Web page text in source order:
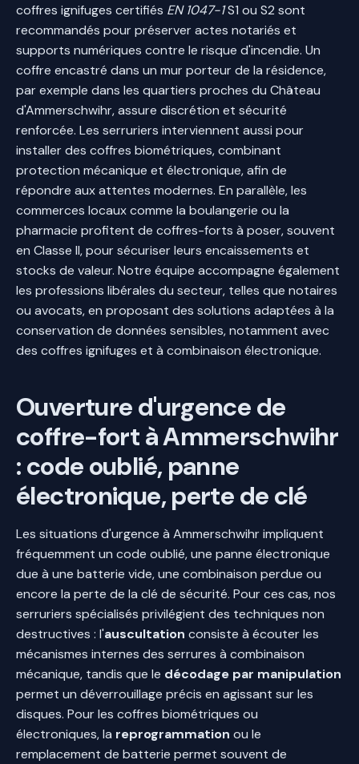
coffres ignifuges certifiés EN 1047-1S1 ou S2 sont
recommandés pour préserver actes notariés et
supports numériques contre le risque d'incendie. Un
coffre encastré dans un mur porteur de la résidence,
par exemple dans les quartiers proches du Château
d'Ammerschwihr, assure discrétion et sécurité
renforcée. Les serruriers interviennent aussi pour
installer des coffres biométriques, combinant
protection mécanique et électronique, afin de
répondre aux attentes modernes. En parallèle, les
commerces locaux comme la boulangerie ou la
pharmacie profitent de coffres-forts à poser, souvent
en Classe II, pour sécuriser leurs encaissements et
stocks de valeur. Notre équipe accompagne également
les professions libérales du secteur, telles que notaires
ou avocats, en proposant des solutions adaptées à la
conservation de données sensibles, notamment avec
des coffres ignifuges et à combinaison électronique.
Ouverture d'urgence de
coffre-fort à Ammerschwihr
: code oublié, panne
électronique, perte de clé
Les situations d'urgence à Ammerschwihr impliquent
fréquemment un code oublié, une panne électronique
due à une batterie vide, une combinaison perdue ou
encore la perte de la clé de sécurité. Pour ces cas, nos
serruriers spécialisés privilégient des techniques non
destructives : l'auscultation consiste à écouter les
mécanismes internes des serrures à combinaison
mécanique, tandis que le décodage par manipulation
permet un déverrouillage précis en agissant sur les
disques. Pour les coffres biométriques ou
électroniques, la reprogrammation ou le
remplacement de batterie permet souvent de